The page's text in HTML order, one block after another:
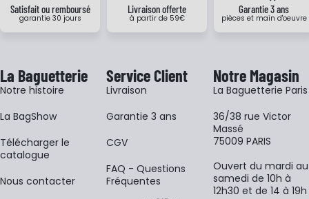
Satisfait ou remboursé
garantie 30 jours
Livraison offerte
à partir de 59€
Garantie 3 ans
pièces et main d'oeuvre
La Baguetterie
Notre histoire
La BagShow
​Télécharger le
catalogue
Nous contacter
Service Client
Livraison
Garantie 3 ans
CGV
FAQ - Questions
Fréquentes
Notre Magasin
La Baguetterie Paris
36/38 rue Victor
Massé
75009 PARIS
Ouvert du mardi au
samedi de 10h à
12h30 et de 14 à 19h